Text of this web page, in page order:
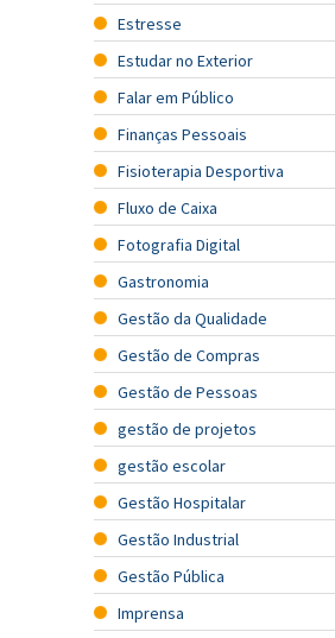
Estresse
Estudar no Exterior
Falar em Público
Finanças Pessoais
Fisioterapia Desportiva
Fluxo de Caixa
Fotografia Digital
Gastronomia
Gestão da Qualidade
Gestão de Compras
Gestão de Pessoas
gestão de projetos
gestão escolar
Gestão Hospitalar
Gestão Industrial
Gestão Pública
Imprensa